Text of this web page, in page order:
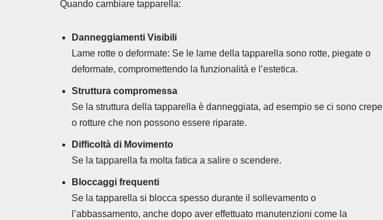
Quando cambiare tapparella:
Danneggiamenti Visibili
Lame rotte o deformate: Se le lame della tapparella sono rotte, piegate o
deformate, compromettendo la funzionalità e l’estetica.
Struttura compromessa
Se la struttura della tapparella è danneggiata, ad esempio se ci sono crepe
o rotture che non possono essere riparate.
Difficoltà di Movimento
Se la tapparella fa molta fatica a salire o scendere.
Bloccaggi frequenti
Se la tapparella si blocca spesso durante il sollevamento o
l’abbassamento, anche dopo aver effettuato manutenzioni come la